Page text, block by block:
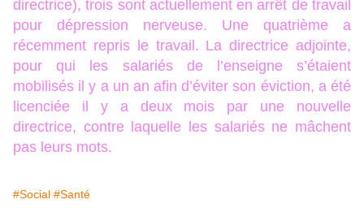
directrice), trois sont actuellement en arrêt de travail
pour dépression nerveuse. Une quatrième a
récemment repris le travail. La directrice adjointe,
pour qui les salariés de l’enseigne s’étaient
mobilisés il y a un an afin d’éviter son éviction, a été
licenciée il y a deux mois par une nouvelle
directrice, contre laquelle les salariés ne mâchent
pas leurs mots.
#Social #Santé